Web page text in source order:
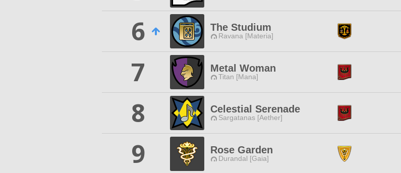
6
The Studium
Ravana [Materia]
7
Metal Woman
Titan [Mana]
8
Celestial Serenade
Sargatanas [Aether]
9
Rose Garden
Durandal [Gaia]